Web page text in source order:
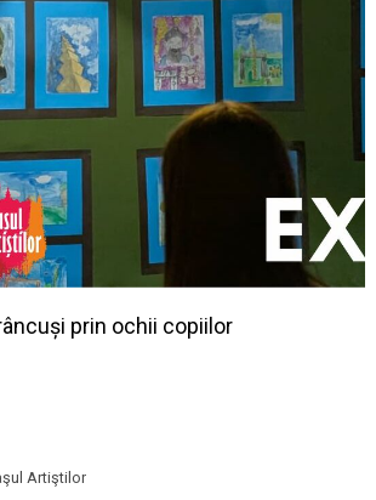
prin ochii copiilor
Artiştilor